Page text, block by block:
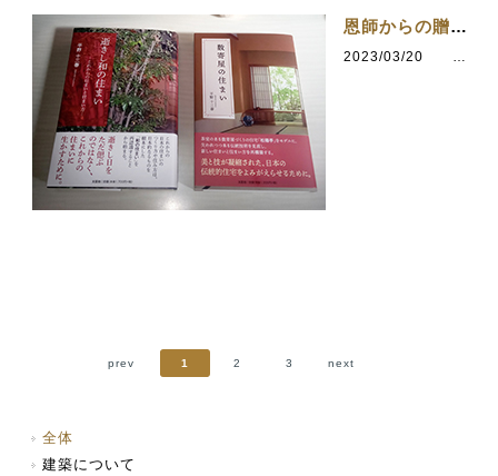
恩師からの贈り物
2023/03/20
prev 1 2 3 next
全体
建築について